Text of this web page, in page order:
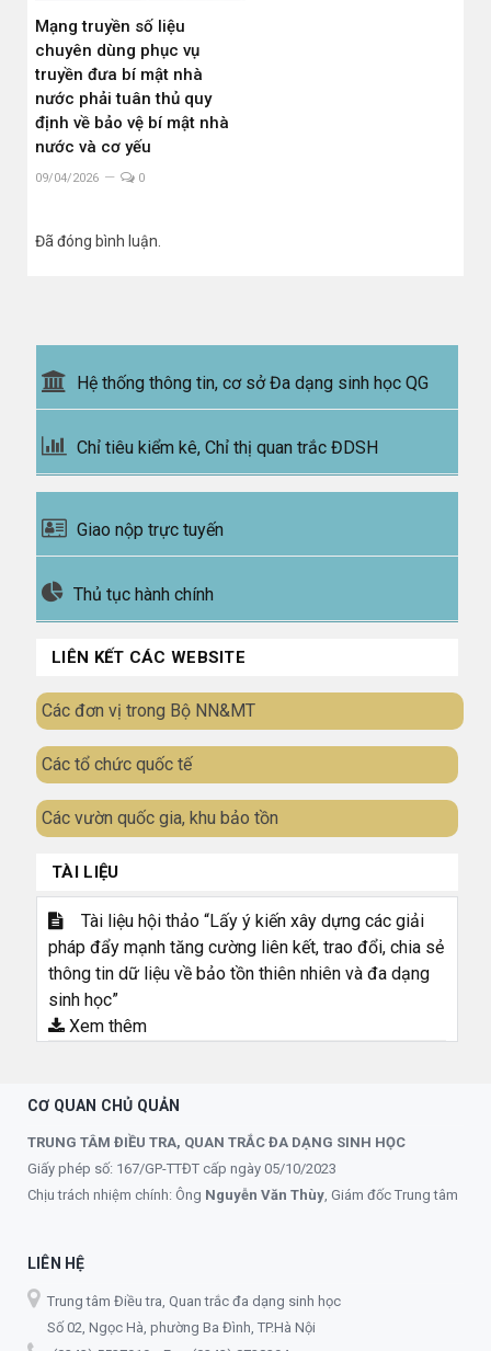
Mạng truyền số liệu
chuyên dùng phục vụ
truyền đưa bí mật nhà
nước phải tuân thủ quy
định về bảo vệ bí mật nhà
nước và cơ yếu
09/04/2026 0
Đã đóng bình luận.
Hệ thống thông tin, cơ sở Đa dạng sinh học QG
Chỉ tiêu kiểm kê, Chỉ thị quan trắc ĐDSH
Giao nộp trực tuyến
Thủ tục hành chính
LIÊN KẾT CÁC WEBSITE
Các đơn vị trong Bộ NN&MT
Các tổ chức quốc tế
Các vườn quốc gia, khu bảo tồn
TÀI LIỆU
Tài liệu hội thảo “Lấy ý kiến xây dựng các giải
pháp đẩy mạnh tăng cường liên kết, trao đổi, chia sẻ
thông tin dữ liệu về bảo tồn thiên nhiên và đa dạng
sinh học”
Xem thêm
CƠ QUAN CHỦ QUẢN
TRUNG TÂM ĐIỀU TRA, QUAN TRẮC ĐA DẠNG SINH HỌC
Giấy phép số: 167/GP-TTĐT cấp ngày 05/10/2023
Chịu trách nhiệm chính: Ông Nguyễn Văn Thùy , Giám đốc Trung tâm
LIÊN HỆ
Trung tâm Điều tra, Quan trắc đa dạng sinh học
Số 02, Ngọc Hà, phường Ba Đình, TP.Hà Nội